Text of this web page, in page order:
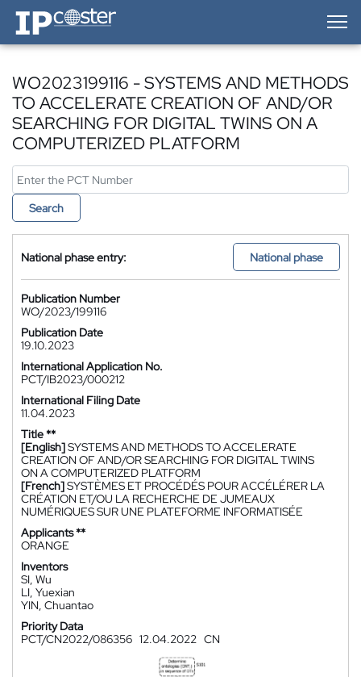
IP-Coster — Home
WO2023199116 - SYSTEMS AND METHODS
TO ACCELERATE CREATION OF AND/OR
SEARCHING FOR DIGITAL TWINS ON A
COMPUTERIZED PLATFORM
Search
National phase entry: National phase
Publication Number
WO/2023/199116
Publication Date
19.10.2023
International Application No.
PCT/IB2023/000212
International Filing Date
11.04.2023
Title **
[English]SYSTEMS AND METHODS TO ACCELERATE
CREATION OF AND/OR SEARCHING FOR DIGITAL TWINS
ON A COMPUTERIZED PLATFORM
[French]SYSTÈMES ET PROCÉDÉS POUR ACCÉLÉRER LA
CRÉATION ET/OU LA RECHERCHE DE JUMEAUX
NUMÉRIQUES SUR UNE PLATEFORME INFORMATISÉE
Applicants **
ORANGE
Inventors
SI, Wu
LI, Yuexian
YIN, Chuantao
Priority Data
PCT/CN2022/086356 12.04.2022 CN